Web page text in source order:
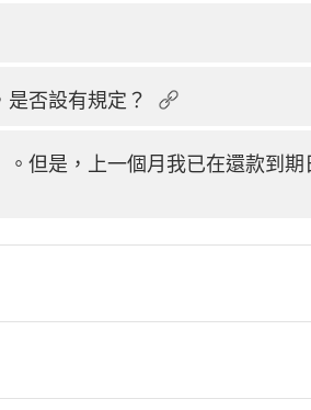
否設有規定？
但是，上一個月我已在還款到